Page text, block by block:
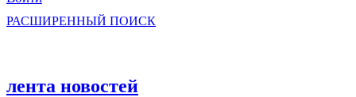
РАСШИРЕННЫЙ ПОИСК
лента новостей